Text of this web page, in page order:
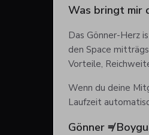
Was bringt mir
Das Gönner-Herz
den Space
Vorteile,
Wenn du deine
Laufzeit
Gönner ≠